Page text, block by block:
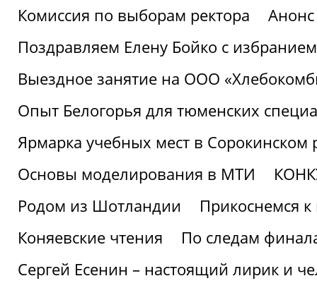
Комиссия по выборам ректора
Поздравляем Елену Бойко с
Выездное занятие на ООО
Опыт Белогорья для тюменских
Ярмарка учебных мест в Сорокинском
Основы моделирования в МТИ
Родом из Шотландии
Прикоснемся
Коняевские чтения
По следам
Сергей Есенин – настоящий лирик и